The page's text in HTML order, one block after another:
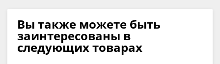
Вы также можете быть
заинтересованы в
следующих товарах